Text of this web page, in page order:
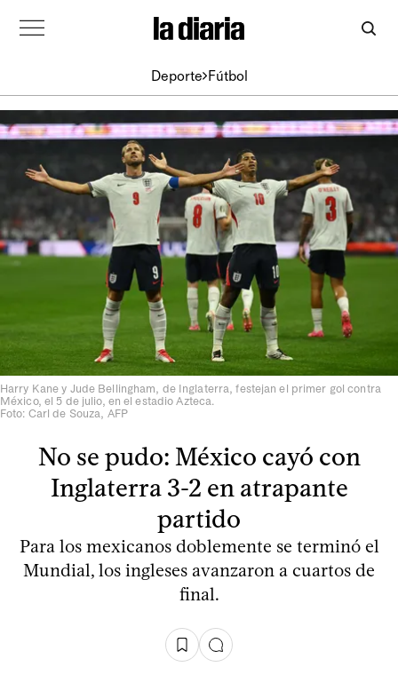
Deporte Fútbol
Harry Kane y Jude Bellingham, de Inglaterra, festejan el primer gol contra
México, el 5 de julio, en el estadio Azteca.
Foto: Carl de Souza, AFP
No se pudo: México cayó con
Inglaterra 3-2 en atrapante
partido
Para los mexicanos doblemente se terminó el
Mundial, los ingleses avanzaron a cuartos de
final.